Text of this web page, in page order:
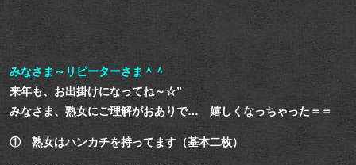
みなさま～リピーターさま＾＾
来年も、お出掛けになってね～☆”
みなさま、熟女にご理解がおありで… 嬉しくなっちゃった＝＝
① 熟女はハンカチを持ってます（基本二枚）